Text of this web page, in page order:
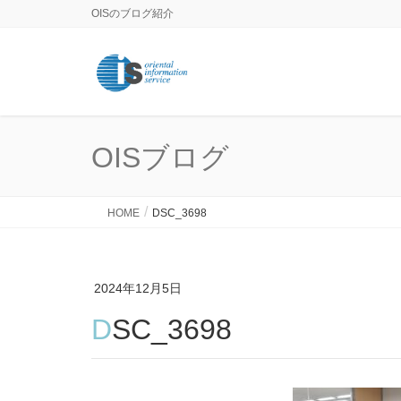
OISのブログ紹介
OISブログ
HOME DSC_3698
2024年12月5日
DSC_3698